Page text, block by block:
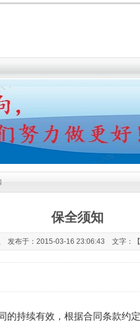
保全须知
发布于：2015-03-16 23:06:43 文字：【
的持续有效，根据合同条款约